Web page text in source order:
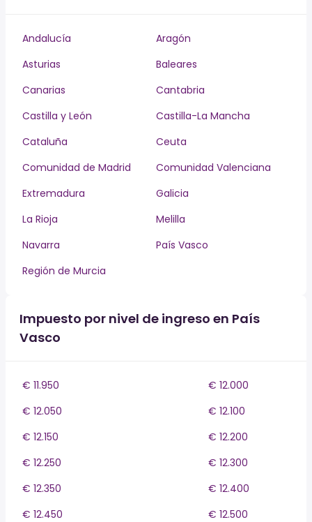
Andalucía
Aragón
Asturias
Baleares
Canarias
Cantabria
Castilla y León
Castilla-La Mancha
Cataluña
Ceuta
Comunidad de Madrid
Comunidad Valenciana
Extremadura
Galicia
La Rioja
Melilla
Navarra
País Vasco
Región de Murcia
Impuesto por nivel de ingreso en País
Vasco
€ 11.950
€ 12.000
€ 12.050
€ 12.100
€ 12.150
€ 12.200
€ 12.250
€ 12.300
€ 12.350
€ 12.400
€ 12.450
€ 12.500